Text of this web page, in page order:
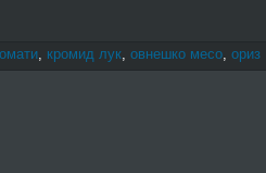
, кромид лук, овнешко месо, ориз